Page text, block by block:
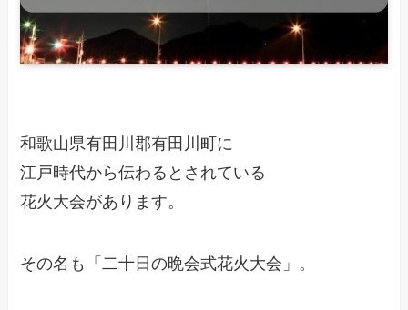
和歌山県有田川郡有田川町に
江戸時代から伝わるとされている
花火大会があります。
その名も「二十日の晩会式花火大会」。